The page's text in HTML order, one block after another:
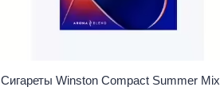
Сигареты Winston Compact Summer Mix